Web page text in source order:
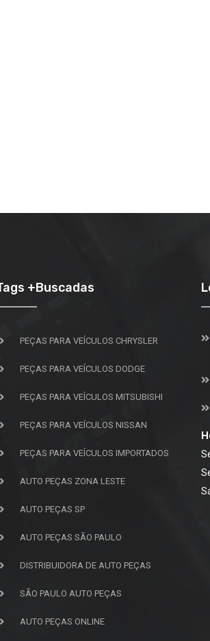
+Buscadas
PEÇAS PARA VEÍCULOS CHRYSLER
PEÇAS PARA VEÍCULOS DODGE
PEÇAS PARA VEÍCULOS MITSUBISHI
PEÇAS PARA VEÍCULOS NISSAN
PEÇAS PARA VEÍCULOS IMPORTADOS
AUTO PEÇAS ZONA LESTE
AUTO PEÇAS SP
AUTO PEÇAS SÃO PAULO
DISTRIBUIDORA DE AUTO PEÇAS
SÃO PAULO AUTO PEÇAS
AUTO PEÇAS ONLINE